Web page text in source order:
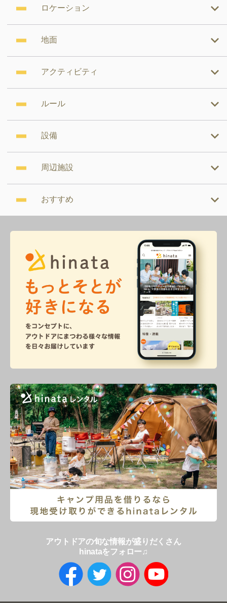
ロケーション
地面
アクティビティ
ルール
設備
周辺施設
おすすめ
アウトドアの旬な情報が盛りだくさん
hinataをフォロー♫